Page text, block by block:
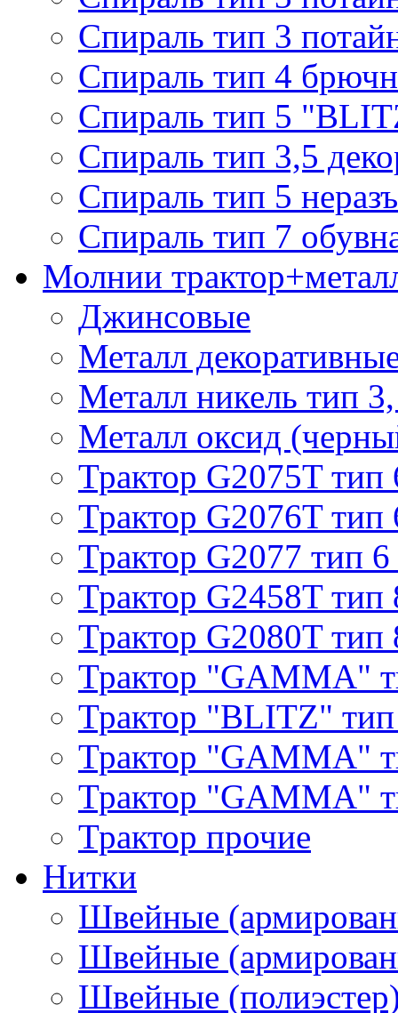
Спираль тип 3
Спираль тип 4
Спираль тип 5
Спираль тип 3,5
Спираль тип 5
Спираль тип 7
Молнии
Джинсовые
Металл
Металл никель тип
Металл оксид
Трактор G2075T тип
Трактор G2076T тип
Трактор G2077 тип 6
Трактор G2458T тип
Трактор G2080T тип
Трактор "GAMMA"
Трактор "BLITZ"
Трактор "GAMMA"
Трактор "GAMMA"
Трактор прочие
Нитки
Швейные
Швейные
Швейные